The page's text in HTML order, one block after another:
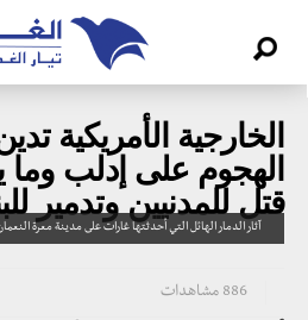
الخارجية الأمريكية
الهجوم على إدلب
قتل للمدنيين وتدمير
آثار الدمار الهائل التي أحدثتها غارات على مدينة معرة النعمان -
886 مشاهدات